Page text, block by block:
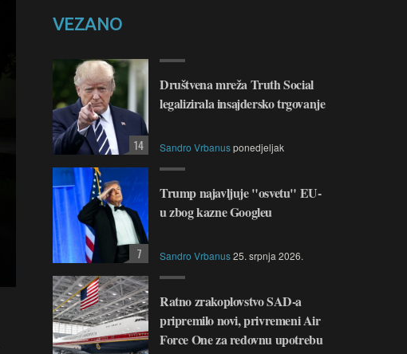
VEZANO
Društvena mreža Truth Social
legalizirala insajdersko trgovanje
Sandro Vrbanusponedjeljak
14
Trump najavljuje "osvetu" EU-
u zbog kazne Googleu
Sandro Vrbanus25. srpnja 2026.
7
Ratno zrakoplovstvo SAD-a
pripremilo novi, privremeni Air
Force One za redovnu upotrebu